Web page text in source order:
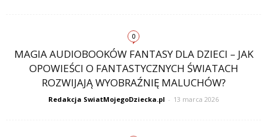
0
MAGIA AUDIOBOOKÓW FANTASY DLA DZIECI – JAK
OPOWIEŚCI O FANTASTYCZNYCH ŚWIATACH
ROZWIJAJĄ WYOBRAŹNIĘ MALUCHÓW?
Redakcja SwiatMojegoDziecka.pl - 13 marca 2026